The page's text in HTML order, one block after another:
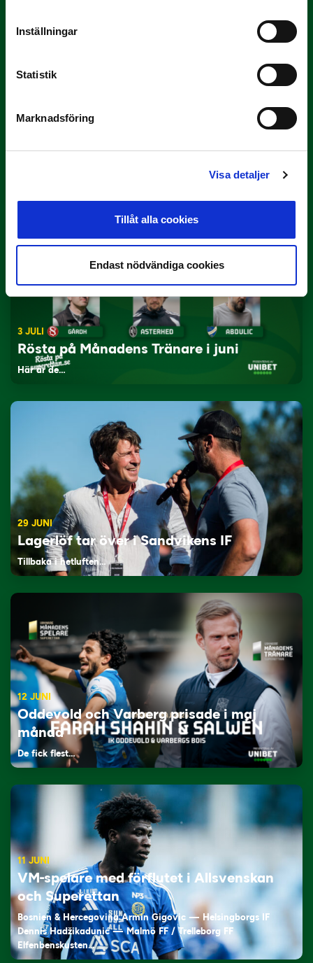
Inställningar
Statistik
Marknadsföring
Visa detaljer
Tillåt alla cookies
Endast nödvändiga cookies
Rösta på Månadens Spelare i juni
3 JULI
Rösta på Månadens Tränare i juni
Här är de…
29 JUNI
Lagerlöf tar över i Sandvikens IF
Tillbaka i hetluften…
12 JUNI
Oddevold och Varberg prisade i maj
månad
De fick flest…
11 JUNI
VM-spelare med förflutet i Allsvenskan
och Superettan
Bosnien & Hercegovina Armin Gigovic — Helsingborgs IF
Dennis Hadžikadunić — Malmö FF / Trelleborg FF
Elfenbenskusten…